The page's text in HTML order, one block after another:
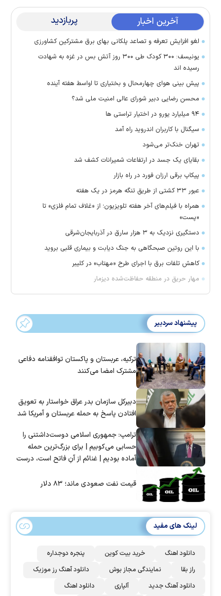
آخرین اخبار پربازدید
لغو افزایش تعرفه و تصاعد پلکانی بهای برق مشترکین کشاورزی
یونیسف: ۳۰۰ کودک طی ۳۰۰ روز آتش بس در غزه به شهادت
رسیده اند
پیش بینی هوای چهارمحال و بختیاری تا اواسط هفته آینده
محسن رضایی دبیر شورای عالی امنیت ملی شد؟
۹۴ میلیارد یورو در اختیار تراستی ها
سیگنال با کاربران اندروید راه آمد
تهران خنک‌تر می‌شود
بقایای یک جسد در ارتفاعات شمیرانات کشف شد
پیکاپ برقی ارزان فورد در راه بازار
عبور ۳۳ کشتی از طریق تنگه هرمز در یک هفته
همراه با فیلم‌های آخر هفته تلویزیون؛ از «غلاف تمام فلزی» تا
«پست»
دستگیری نزدیک به ۳ هزار سارق در آذربایجان‌شرقی
با این روتین صبحگاهی به جنگ دیابت و بیماری قلبی بروید
کاهش تلفات برق با اجرای طرح «مهتاب» در کلیبر
مهار حریق در منطقه حفاظت‌شده دیزمار
پیشنهاد سردبیر
ترکیه، عربستان و پاکستان توافقنامه دفاعی
مشترک امضا می‌کنند
دبیرکل سازمان بدر عراق خواستار به تعویق
افتادن پاسخ به حمله عربستان و آمریکا شد
ترامپ: جمهوری اسلامی دوست‌داشتنی را
حسابی می‌کوبیم | برای بزرگ‌ترین حمله
آماده بودیم | غنائم از آنِ فاتح است، درست
قیمت نفت صعودی ماند؛ ۸۳ دلار
لینک های مفید
دانلود اهنگ خرید بیت کوین
پنجره دوجداره
راز بقا
نمایندگی مجاز بوش
دانلود آهنگ رز‌ موزیک
دانلود آهنگ جدید
آلپاری دانلود اهنگ